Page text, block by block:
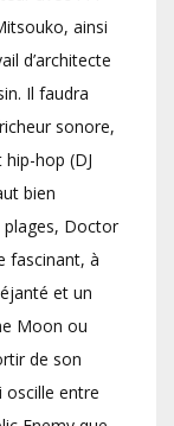
ainsi
d’architecte
Il faudra
sonore,
hop (DJ
bien
plages, Doctor
fascinant, à
et un
Moon ou
de son
oscille entre